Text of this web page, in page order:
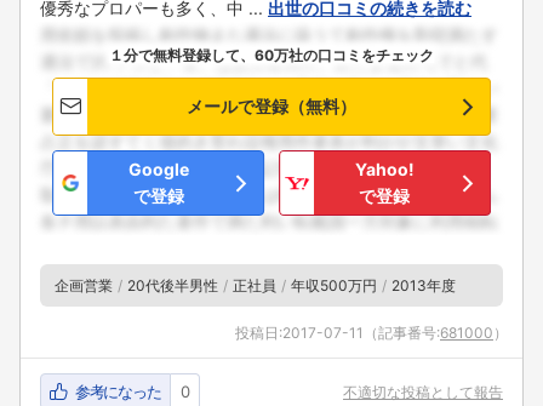
優秀なプロパーも多く、中 ... 出世の口コミの続きを読む
１分で無料登録して、60万社の口コミをチェック
メールで登録（無料）
Google
で登録
Yahoo!
で登録
企画営業 20代後半男性 正社員 年収500万円 2013年度
投稿日:2017-07-11 （記事番号:681000 ）
参考になった 0 不適切な投稿として報告